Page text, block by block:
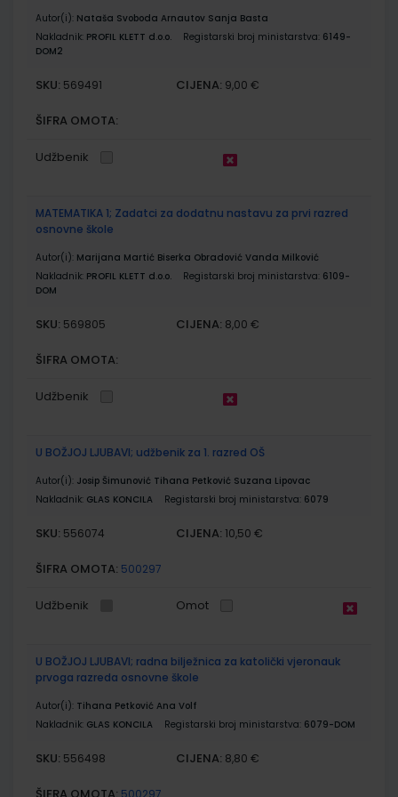
Autor(i): Nataša Svoboda Arnautov Sanja Basta
Nakladnik: PROFIL KLETT d.o.o. Registarski broj ministarstva: 6149-
DOM2
SKU: 569491 CIJENA: 9,00 €
ŠIFRA OMOTA:
Udžbenik
MATEMATIKA 1; Zadatci za dodatnu nastavu za prvi razred
osnovne škole
Autor(i): Marijana Martić Biserka Obradović Vanda Milković
Nakladnik: PROFIL KLETT d.o.o. Registarski broj ministarstva: 6109-
DOM
SKU: 569805 CIJENA: 8,00 €
ŠIFRA OMOTA:
Udžbenik
U BOŽJOJ LJUBAVI; udžbenik za 1. razred OŠ
Autor(i): Josip Šimunović Tihana Petković Suzana Lipovac
Nakladnik: GLAS KONCILA Registarski broj ministarstva: 6079
SKU: 556074 CIJENA: 10,50 €
ŠIFRA OMOTA: 500297
Udžbenik Omot
U BOŽJOJ LJUBAVI; radna bilježnica za katolički vjeronauk
prvoga razreda osnovne škole
Autor(i): Tihana Petković Ana Volf
Nakladnik: GLAS KONCILA Registarski broj ministarstva: 6079-DOM
SKU: 556498 CIJENA: 8,80 €
500297